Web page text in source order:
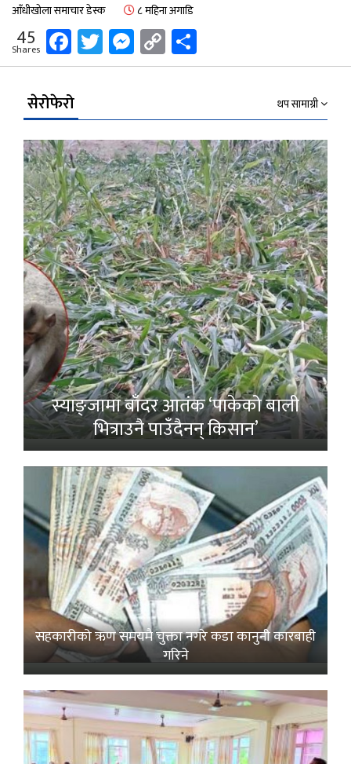
आँधीखोला समाचार डेस्क ८ महिना अगाडि
45
Shares Facebook
Twitter
Messenger
Copy
Link
सेरोफेरो थप सामाग्री
स्याङ्जामा बाँदर आतंक ‘पाकेको बाली
भित्राउनै पाउँदैनन् किसान’
सहकारीको ऋण समयमै चुक्ता नगरे कडा कानुनी कारबाही
गरिने